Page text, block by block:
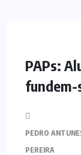
PAPs:
fundem-
PEDRO
PEREIRA